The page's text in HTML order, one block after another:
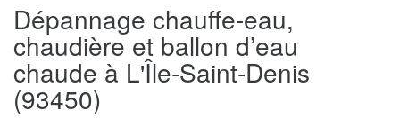
Dépannage chauffe-eau,
chaudière et ballon d’eau
chaude à L'Île-Saint-Denis
(93450)